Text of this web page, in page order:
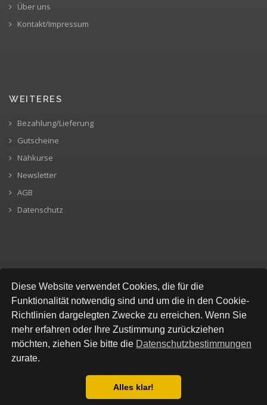
Datenschutzbestimmung
Diese Website verwendet Cookies, die für die
Funktionalität notwendig sind und um die in den Cookie-
Richtlinien dargelegten Zwecke zu erreichen. Wenn Sie
mehr erfahren oder Ihre Zustimmung zurückziehen
möchten, ziehen Sie bitte die Datenschutzbestimmungen
zurate.
Alles klar!
Über uns
Kontakt/Impressum
WEITERES
Bezahlung/Lieferung
Gutscheine
Nähkurse
Newsletter
AGB
Datenschutz
SICHERE BEZAHLUNG
© All Rights Reserved, Stofflokal